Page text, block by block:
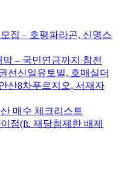
집 – 호평파라곤, 신명스
– 국민연금까지 참전
선신일유토빌, 호매실더
산8차푸르지오, 서재자
매수 체크리스트
점(ft. 재당첨제한 배제